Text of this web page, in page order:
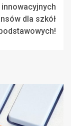
dla szkół